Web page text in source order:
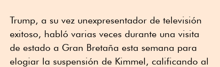
Trump, a su vez unexpresentador de televisión
exitoso, habló varias veces durante una visita
de estado a Gran Bretaña esta semana para
elogiar la suspensión de Kimmel, calificando al